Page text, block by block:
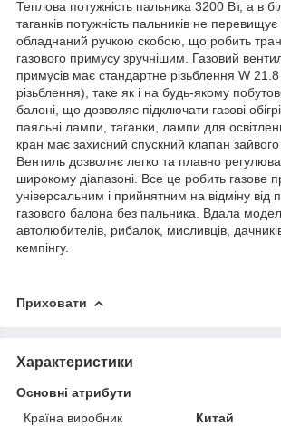
Теплова потужність пальника 3200 Вт, а в
таганків потужність пальників не
обладнаний ручкою скобою, що робить
газового примусу зручнішим. Газовий
примусів має стандартне різьблення W
різьблення), таке як і на будь-якому
балоні, що дозволяє підключати газові
паяльні лампи, таганки, лампи для
кран має захисний спускний клапан зайвого
Вентиль дозволяє легко та плавно
широкому діапазоні. Все це робить газове
універсальним і прийнятним на відміну від
газового балона без пальника. Вдала
автолюбителів, рибалок, мисливців,
кемпінгу.
Приховати
Характеристики
Основні атрибути
Країна виробник
Китай